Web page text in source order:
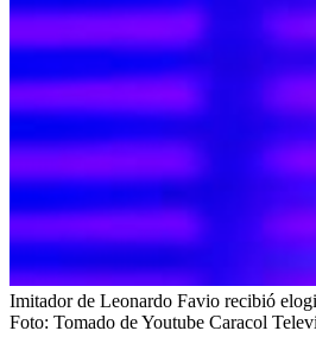
Imitador de Leonardo Favio recibió
Foto: Tomado de Youtube Caracol